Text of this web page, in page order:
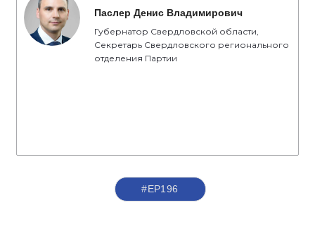
Паслер Денис Владимирович
Губернатор Свердловской области,
Секретарь Свердловского регионального
отделения Партии
#ЕР196